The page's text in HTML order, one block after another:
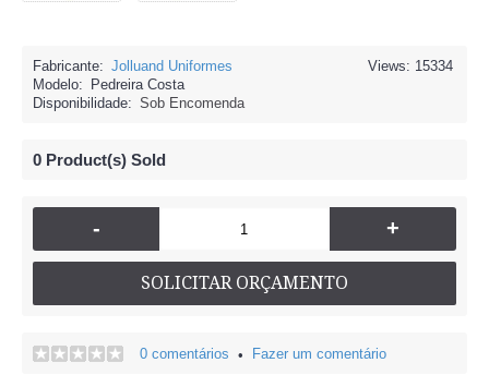
Views: 15334
Fabricante: Jolluand Uniformes
Modelo:
Pedreira Costa
Disponibilidade: Sob Encomenda
0 Product(s) Sold
- +
SOLICITAR ORÇAMENTO
0 comentários • Fazer um comentário